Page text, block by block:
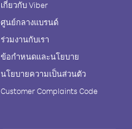
เกี่ยวกับ Viber
ศูนย์กลางแบรนด์
ร่วมงานกับเรา
ข้อกำหนดและนโยบาย
นโยบายความเป็นส่วนตัว
Customer Complaints Code